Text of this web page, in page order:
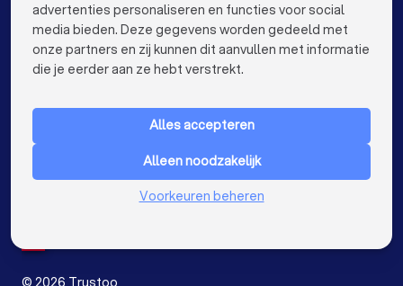
Psychologen in Eindhoven
Psychologen in Tilburg
Psychologen in Groningen
Psychologen in Almere
Psychologen in Enschede
Psychologen in Haarlem
Psychologen in Arnhem
Psychologen in Amersfoort
VOOR PARTICULIEREN keyboard_arrow_down
Nederland
advertenties personaliseren en functies voor social
media bieden. Deze gegevens worden gedeeld met
onze partners en zij kunnen dit aanvullen met informatie
die je eerder aan ze hebt verstrekt.
Alles accepteren
Alleen noodzakelijk
Voorkeuren beheren